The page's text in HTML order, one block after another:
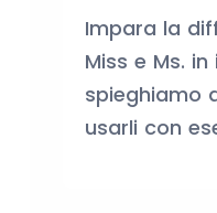
Impara la
Miss e Ms. in
spieghiamo
usarli con